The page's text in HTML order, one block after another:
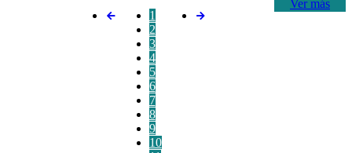
Ver más
1
2
3
4
5
6
7
8
9
10